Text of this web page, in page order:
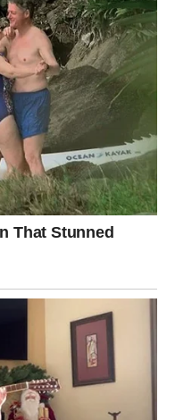
osećaju nepravdu –
dajete više nego što
su emocije
dolazi ono što je
Partner pokazuje
je postojala
koja donosi mir i
potrebe da vas menja.